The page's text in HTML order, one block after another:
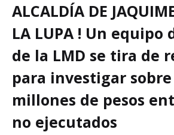
ALCALDÍA DE
LA LUPA ! Un equipo
de la LMD se tira de
para investigar sobre
millones de pesos
no ejecutados